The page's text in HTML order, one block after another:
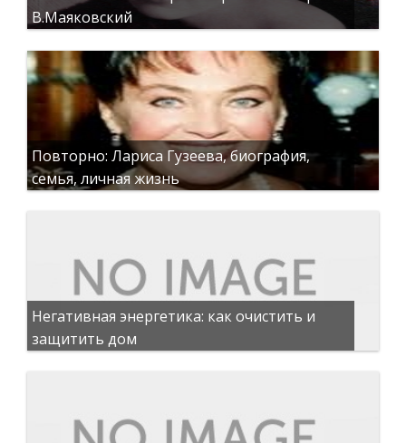
В.Маяковский
Повторно: Лариса Гузеева, биография,
семья, личная жизнь
Негативная энергетика: как очистить и
защитить дом